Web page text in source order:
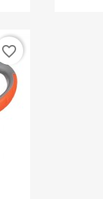
favorite_border